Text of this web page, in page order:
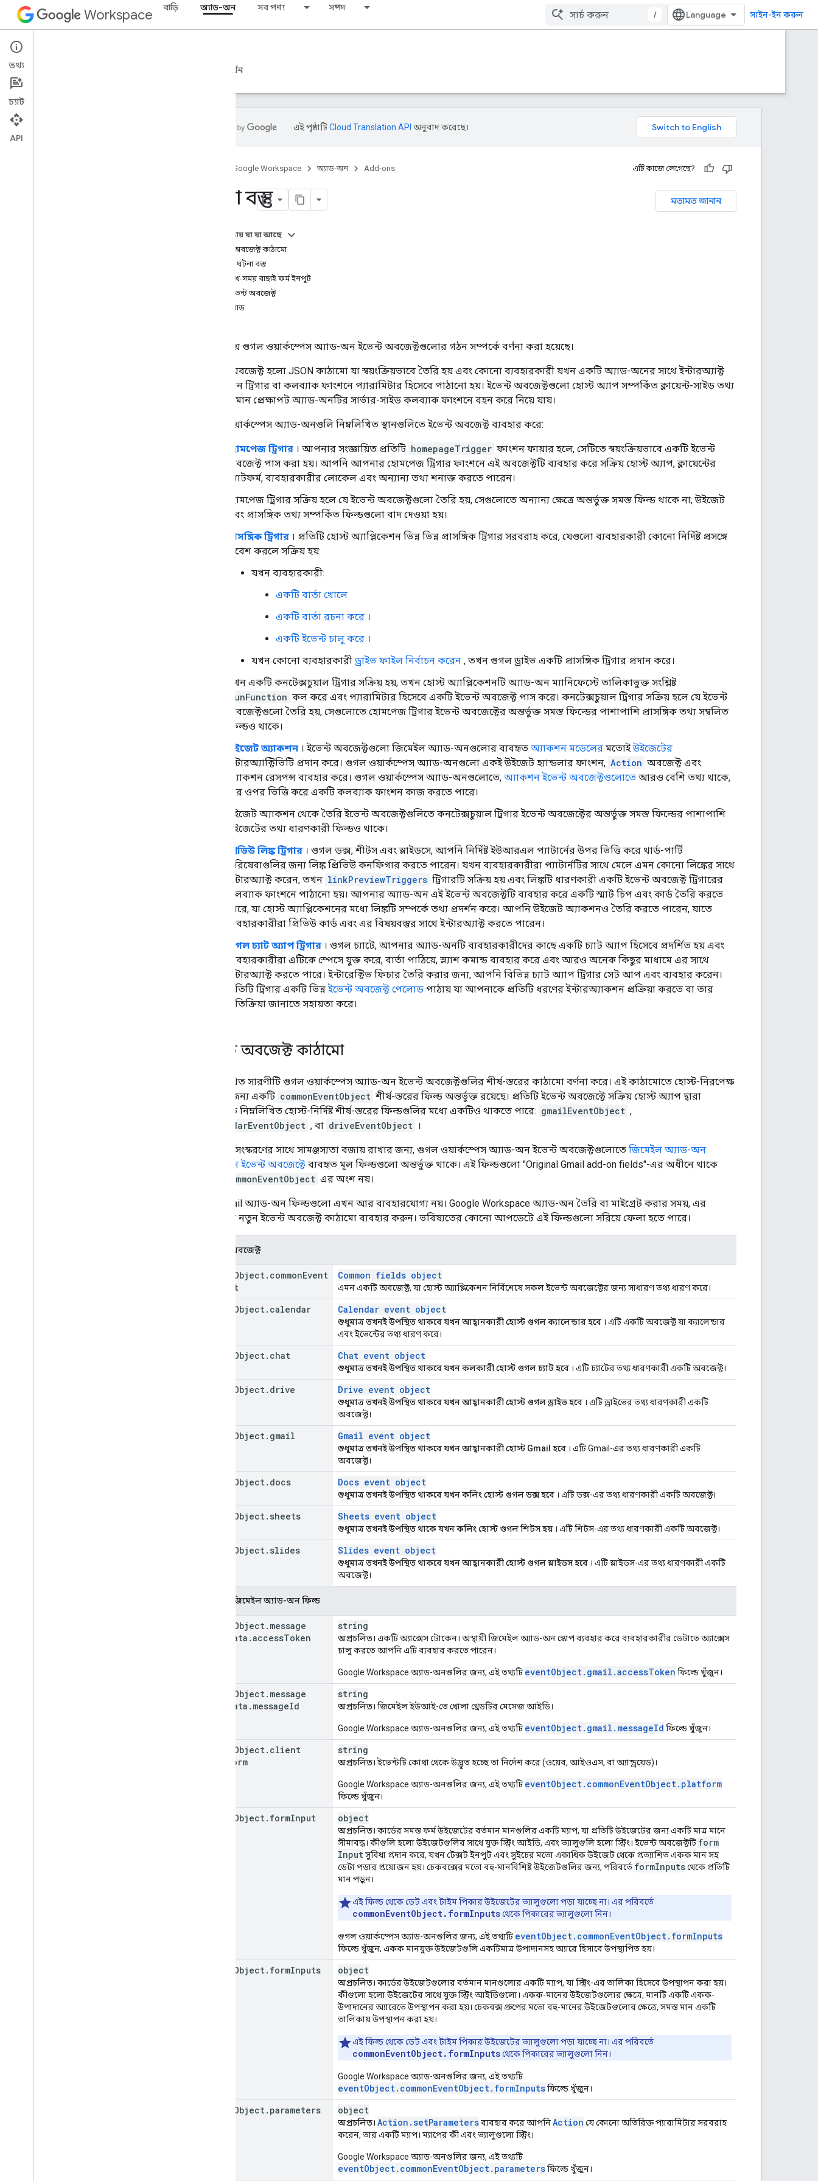
Workspace বাড়ি অ্যাড-অন সব পণ্য সম্পদ
/ সাইন-ইন করুন
Add-ons
ওভারভিউ সমর্থন
এই পৃষ্ঠাটিCloud Translation API অনুবাদ করেছে।
Google Workspace অ্যাড-অন Add-ons এটি কাজে লেগেছে?
মতামত জানান
ঘটনা বস্তু
এই পৃষ্ঠায় যা যা আছে
ইভেন্ট অবজেক্ট কাঠামো
সাধারণ ঘটনা বস্তু
তারিখ-সময় বাছাই ফর্ম ইনপুট
চ্যাট ইভেন্ট অবজেক্ট
পেলোড
এই পৃষ্ঠায় গুগল ওয়ার্কস্পেস অ্যাড-অন ইভেন্ট অবজেক্টগুলোর গঠন সম্পর্কে বর্ণনা করা হয়েছে।
ইভেন্ট অবজেক্ট হলো JSON কাঠামো যা স্বয়ংক্রিয়ভাবে তৈরি হয় এবং কোনো ব্যবহারকারী যখন একটি অ্যাড-অনের সাথে ইন্টারঅ্যাক্ট
করে তখন ট্রিগার বা কলব্যাক ফাংশনে প্যারামিটার হিসেবে পাঠানো হয়। ইভেন্ট অবজেক্টগুলো হোস্ট অ্যাপ সম্পর্কিত ক্লায়েন্ট-সাইড তথ্য
এবং বর্তমান প্রেক্ষাপট অ্যাড-অনটির সার্ভার-সাইড কলব্যাক ফাংশনে বহন করে নিয়ে যায়।
গুগল ওয়ার্কস্পেস অ্যাড-অনগুলি নিম্নলিখিত স্থানগুলিতে ইভেন্ট অবজেক্ট ব্যবহার করে:
হোমপেজ ট্রিগার । আপনার সংজ্ঞায়িত প্রতিটি homepageTrigger ফাংশন ফায়ার হলে, সেটিতে স্বয়ংক্রিয়ভাবে একটি ইভেন্ট
অবজেক্ট পাস করা হয়। আপনি আপনার হোমপেজ ট্রিগার ফাংশনে এই অবজেক্টটি ব্যবহার করে সক্রিয় হোস্ট অ্যাপ, ক্লায়েন্টের
প্ল্যাটফর্ম, ব্যবহারকারীর লোকেল এবং অন্যান্য তথ্য শনাক্ত করতে পারেন।
হোমপেজ ট্রিগার সক্রিয় হলে যে ইভেন্ট অবজেক্টগুলো তৈরি হয়, সেগুলোতে অন্যান্য ক্ষেত্রে অন্তর্ভুক্ত সমস্ত ফিল্ড থাকে না; উইজেট
এবং প্রাসঙ্গিক তথ্য সম্পর্কিত ফিল্ডগুলো বাদ দেওয়া হয়।
প্রাসঙ্গিক ট্রিগার । প্রতিটি হোস্ট অ্যাপ্লিকেশন ভিন্ন ভিন্ন প্রাসঙ্গিক ট্রিগার সরবরাহ করে, যেগুলো ব্যবহারকারী কোনো নির্দিষ্ট প্রসঙ্গে
প্রবেশ করলে সক্রিয় হয়:
যখন ব্যবহারকারী:
একটি বার্তা খোলে
একটি বার্তা রচনা করে ।
একটি ইভেন্ট চালু করে ।
যখন কোনো ব্যবহারকারী ড্রাইভ ফাইল নির্বাচন করেন , তখন গুগল ড্রাইভ একটি প্রাসঙ্গিক ট্রিগার প্রদান করে।
যখন একটি কনটেক্সচুয়াল ট্রিগার সক্রিয় হয়, তখন হোস্ট অ্যাপ্লিকেশনটি অ্যাড-অন ম্যানিফেস্টে তালিকাভুক্ত সংশ্লিষ্ট
runFunction কল করে এবং প্যারামিটার হিসেবে একটি ইভেন্ট অবজেক্ট পাস করে। কনটেক্সচুয়াল ট্রিগার সক্রিয় হলে যে ইভেন্ট
অবজেক্টগুলো তৈরি হয়, সেগুলোতে হোমপেজ ট্রিগার ইভেন্ট অবজেক্টের অন্তর্ভুক্ত সমস্ত ফিল্ডের পাশাপাশি প্রাসঙ্গিক তথ্য সম্বলিত
ফিল্ডও থাকে।
উইজেট অ্যাকশন । ইভেন্ট অবজেক্টগুলো জিমেইল অ্যাড-অনগুলোর ব্যবহৃত অ্যাকশন মডেলের মতোইউইজেটের
ইন্টারঅ্যাক্টিভিটি প্রদান করে। গুগল ওয়ার্কস্পেস অ্যাড-অনগুলো একই উইজেট হ্যান্ডলার ফাংশন, Action অবজেক্ট এবং
অ্যাকশন রেসপন্স ব্যবহার করে। গুগল ওয়ার্কস্পেস অ্যাড-অনগুলোতে, অ্যাকশন ইভেন্ট অবজেক্টগুলোতে আরও বেশি তথ্য থাকে,
যার ওপর ভিত্তি করে একটি কলব্যাক ফাংশন কাজ করতে পারে।
উইজেট অ্যাকশন থেকে তৈরি ইভেন্ট অবজেক্টগুলিতে কনটেক্সচুয়াল ট্রিগার ইভেন্ট অবজেক্টের অন্তর্ভুক্ত সমস্ত ফিল্ডের পাশাপাশি
উইজেটের তথ্য ধারণকারী ফিল্ডও থাকে।
প্রিভিউ লিঙ্ক ট্রিগার । গুগল ডক্স, শীটস এবং স্লাইডসে, আপনি নির্দিষ্ট ইউআরএল প্যাটার্নের উপর ভিত্তি করে থার্ড-পার্টি
পরিষেবাগুলির জন্য লিঙ্ক প্রিভিউ কনফিগার করতে পারেন। যখন ব্যবহারকারীরা প্যাটার্নটির সাথে মেলে এমন কোনো লিঙ্কের সাথে
ইন্টারঅ্যাক্ট করেন, তখন linkPreviewTriggers ট্রিগারটি সক্রিয় হয় এবং লিঙ্কটি ধারণকারী একটি ইভেন্ট অবজেক্ট ট্রিগারের
কলব্যাক ফাংশনে পাঠানো হয়। আপনার অ্যাড-অন এই ইভেন্ট অবজেক্টটি ব্যবহার করে একটি স্মার্ট চিপ এবং কার্ড তৈরি করতে
পারে, যা হোস্ট অ্যাপ্লিকেশনের মধ্যে লিঙ্কটি সম্পর্কে তথ্য প্রদর্শন করে। আপনি উইজেট অ্যাকশনও তৈরি করতে পারেন, যাতে
ব্যবহারকারীরা প্রিভিউ কার্ড এবং এর বিষয়বস্তুর সাথে ইন্টারঅ্যাক্ট করতে পারেন।
গুগল চ্যাট অ্যাপ ট্রিগার । গুগল চ্যাটে, আপনার অ্যাড-অনটি ব্যবহারকারীদের কাছে একটি চ্যাট অ্যাপ হিসেবে প্রদর্শিত হয় এবং
ব্যবহারকারীরা এটিকে স্পেসে যুক্ত করে, বার্তা পাঠিয়ে, স্ল্যাশ কমান্ড ব্যবহার করে এবং আরও অনেক কিছুর মাধ্যমে এর সাথে
ইন্টারঅ্যাক্ট করতে পারে। ইন্টারেক্টিভ ফিচার তৈরি করার জন্য, আপনি বিভিন্ন চ্যাট অ্যাপ ট্রিগার সেট আপ এবং ব্যবহার করেন।
প্রতিটি ট্রিগার একটি ভিন্নইভেন্ট অবজেক্ট পেলোড পাঠায় যা আপনাকে প্রতিটি ধরণের ইন্টারঅ্যাকশন প্রক্রিয়া করতে বা তার
প্রতিক্রিয়া জানাতে সহায়তা করে।
ইভেন্ট অবজেক্ট কাঠামো
নিম্নলিখিত সারণীটি গুগল ওয়ার্কস্পেস অ্যাড-অন ইভেন্ট অবজেক্টগুলির শীর্ষ-স্তরের কাঠামো বর্ণনা করে। এই কাঠামোতে হোস্ট-নিরপেক্ষ
তথ্যের জন্য একটি commonEventObject শীর্ষ-স্তরের ফিল্ড অন্তর্ভুক্ত রয়েছে। প্রতিটি ইভেন্ট অবজেক্টে সক্রিয় হোস্ট অ্যাপ দ্বারা
নির্ধারিত নিম্নলিখিত হোস্ট-নির্দিষ্ট শীর্ষ-স্তরের ফিল্ডগুলির মধ্যে একটিও থাকতে পারে: gmailEventObject ,
calendarEventObject , বা driveEventObject ।
পূর্ববর্তী সংস্করণের সাথে সামঞ্জস্যতা বজায় রাখার জন্য, গুগল ওয়ার্কস্পেস অ্যাড-অন ইভেন্ট অবজেক্টগুলোতে জিমেইল অ্যাড-অন
অ্যাকশন ইভেন্ট অবজেক্টে ব্যবহৃত মূল ফিল্ডগুলো অন্তর্ভুক্ত থাকে। এই ফিল্ডগুলো "Original Gmail add-on fields"-এর অধীনে থাকে
commonEventObject এর অংশ নয়।
মূল Gmail অ্যাড-অন ফিল্ডগুলো এখন আর ব্যবহারযোগ্য নয়। Google Workspace অ্যাড-অন তৈরি বা মাইগ্রেট করার সময়, এর
পরিবর্তে নতুন ইভেন্ট অবজেক্ট কাঠামো ব্যবহার করুন। ভবিষ্যতের কোনো আপডেটে এই ফিল্ডগুলো সরিয়ে ফেলা হতে পারে।
ইভেন্ট অবজেক্ট
Object. commonEvent
Object
Common fields object
এমন একটি অবজেক্ট, যা হোস্ট অ্যাপ্লিকেশন নির্বিশেষে সকল ইভেন্ট অবজেক্টের জন্য সাধারণ তথ্য ধারণ করে।
Object. calendar Calendar event object
শুধুমাত্র তখনই উপস্থিত থাকবে যখন আহ্বানকারী হোস্ট গুগল ক্যালেন্ডার হবে । এটি একটি অবজেক্ট যা ক্যালেন্ডার
এবং ইভেন্টের তথ্য ধারণ করে।
Object. chat Chat event object
শুধুমাত্র তখনই উপস্থিত থাকবে যখন কলকারী হোস্ট গুগল চ্যাট হবে । এটি চ্যাটের তথ্য ধারণকারী একটি অবজেক্ট।
Object. drive Drive event object
শুধুমাত্র তখনই উপস্থিত থাকবে যখন আহ্বানকারী হোস্ট গুগল ড্রাইভ হবে । এটি ড্রাইভের তথ্য ধারণকারী একটি
অবজেক্ট।
Object. gmail Gmail event object
শুধুমাত্র তখনই উপস্থিত থাকবে যখন আহ্বানকারী হোস্ট Gmail হবে । এটি Gmail-এর তথ্য ধারণকারী একটি
অবজেক্ট।
Object. docs Docs event object
শুধুমাত্র তখনই উপস্থিত থাকবে যখন কলিং হোস্ট গুগল ডক্স হবে । এটি ডক্স-এর তথ্য ধারণকারী একটি অবজেক্ট।
Object. sheets Sheets event object
শুধুমাত্র তখনই উপস্থিত থাকে যখন কলিং হোস্ট গুগল শিটস হয় । এটি শিটস-এর তথ্য ধারণকারী একটি অবজেক্ট।
Object. slides Slides event object
শুধুমাত্র তখনই উপস্থিত থাকবে যখন আহ্বানকারী হোস্ট গুগল স্লাইডস হবে । এটি স্লাইডস-এর তথ্য ধারণকারী একটি
অবজেক্ট।
আসল জিমেইল অ্যাড-অন ফিল্ড
Object. message
Metadata .accessToken
string
অপ্রচলিত। একটি অ্যাক্সেস টোকেন। অস্থায়ী জিমেইল অ্যাড-অন স্কোপ ব্যবহার করে ব্যবহারকারীর ডেটাতে অ্যাক্সেস
চালু করতে আপনি এটি ব্যবহার করতে পারেন।
Google Workspace অ্যাড-অনগুলির জন্য, এই তথ্যটি eventObject.gmail.accessToken ফিল্ডে খুঁজুন।
Object. message
Metadata . messageId
string
অপ্রচলিত। জিমেইল ইউআই-তে খোলা থ্রেডটির মেসেজ আইডি।
Google Workspace অ্যাড-অনগুলির জন্য, এই তথ্যটি eventObject.gmail.messageId ফিল্ডে খুঁজুন।
Object. client
Platform
string
অপ্রচলিত।ইভেন্টটি কোথা থেকে উদ্ভূত হচ্ছে তা নির্দেশ করে (ওয়েব, আইওএস, বা অ্যান্ড্রয়েড)।
Google Workspace অ্যাড-অনগুলির জন্য, এই তথ্যটি eventObject.commonEventObject.platform
ফিল্ডে খুঁজুন।
Object. formInput object
অপ্রচলিত। কার্ডের সমস্ত ফর্ম উইজেটের বর্তমান মানগুলির একটি ম্যাপ, যা প্রতিটি উইজেটের জন্য একটি মাত্র মানে
সীমাবদ্ধ। কীগুলি হলো উইজেটগুলির সাথে যুক্ত স্ট্রিং আইডি, এবং ভ্যালুগুলি হলো স্ট্রিং। ইভেন্ট অবজেক্টটি form
Inputসুবিধা প্রদান করে, যখন টেক্সট ইনপুট এবং সুইচের মতো একাধিক উইজেট থেকে প্রত্যাশিত একক মান সহ
ডেটা পড়ার প্রয়োজন হয়। চেকবক্সের মতো বহু-মানবিশিষ্ট উইজেটগুলির জন্য, পরিবর্তে formInputsথেকে প্রতিটি
মান পড়ুন।
এই ফিল্ড থেকে ডেট এবং টাইম পিকার উইজেটের ভ্যালুগুলো পড়া যাচ্ছে না। এর পরিবর্তে
commonEventObject.formInputs থেকে পিকারের ভ্যালুগুলো নিন।
গুগল ওয়ার্কস্পেস অ্যাড-অনগুলির জন্য, এই তথ্যটি eventObject.commonEventObject.formInputs
ফিল্ডে খুঁজুন; একক মানযুক্ত উইজেটগুলি একটিমাত্র উপাদানসহ অ্যারে হিসাবে উপস্থাপিত হয়।
Object. formInputs object
অপ্রচলিত। কার্ডের উইজেটগুলোর বর্তমান মানগুলোর একটি ম্যাপ, যা স্ট্রিং-এর তালিকা হিসেবে উপস্থাপন করা হয়।
কীগুলো হলো উইজেটের সাথে যুক্ত স্ট্রিং আইডিগুলো। একক-মানের উইজেটগুলোর ক্ষেত্রে, মানটি একটি একক-
উপাদানের অ্যারেতে উপস্থাপন করা হয়। চেকবক্স গ্রুপের মতো বহু-মানের উইজেটগুলোর ক্ষেত্রে, সমস্ত মান একটি
তালিকায় উপস্থাপন করা হয়।
এই ফিল্ড থেকে ডেট এবং টাইম পিকার উইজেটের ভ্যালুগুলো পড়া যাচ্ছে না। এর পরিবর্তে
commonEventObject.formInputs থেকে পিকারের ভ্যালুগুলো নিন।
Google Workspace অ্যাড-অনগুলির জন্য, এই তথ্যটি
eventObject.commonEventObject.formInputsফিল্ডে খুঁজুন।
Object. parameters object
অপ্রচলিত। Action.setParametersব্যবহার করে আপনিAction যে কোনো অতিরিক্ত প্যারামিটার সরবরাহ
করেন, তার একটি ম্যাপ। ম্যাপের কী এবং ভ্যালুগুলো স্ট্রিং।
Google Workspace অ্যাড-অনগুলির জন্য, এই তথ্যটি
eventObject.commonEventObject.parametersফিল্ডে খুঁজুন।
তথ্য
চ্যাট
API